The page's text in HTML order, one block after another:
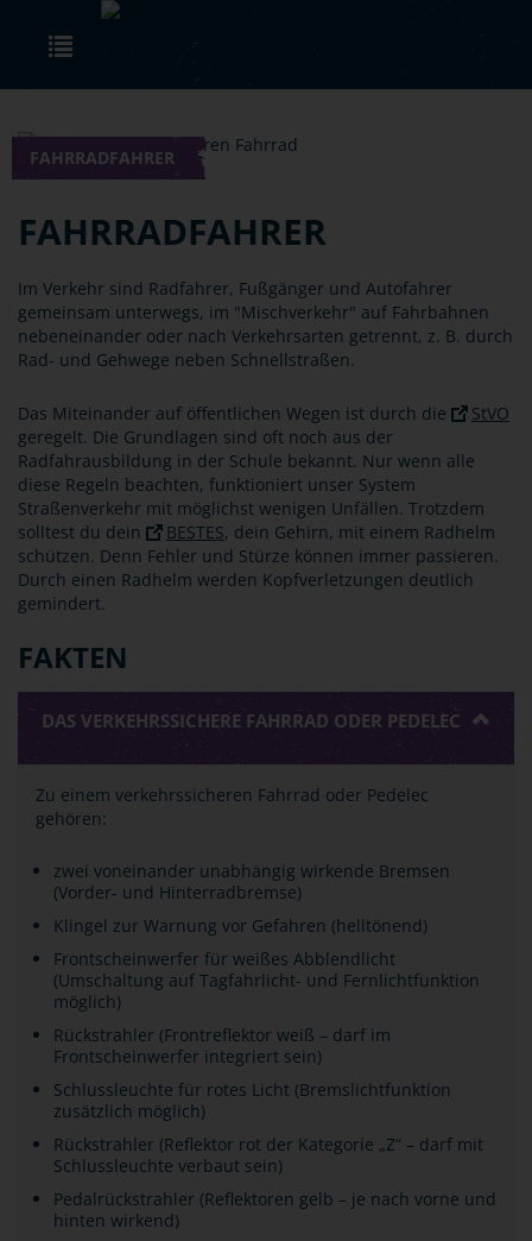
Skip to main content
FAHRRADFAHRER
FAHRRADFAHRER
Im Verkehr sind Radfahrer, Fußgänger und Autofahrer
gemeinsam unterwegs, im "Mischverkehr" auf Fahrbahnen
nebeneinander oder nach Verkehrsarten getrennt, z. B. durch
Rad- und Gehwege neben Schnellstraßen.
Das Miteinander auf öffentlichen Wegen ist durch die
StVO
geregelt. Die Grundlagen sind oft noch aus der
Radfahrausbildung in der Schule bekannt. Nur wenn alle
diese Regeln beachten, funktioniert unser System
Straßenverkehr mit möglichst wenigen Unfällen. Trotzdem
solltest du dein
BESTES, dein Gehirn, mit einem Radhelm
schützen. Denn Fehler und Stürze können immer passieren.
Durch einen Radhelm werden Kopfverletzungen deutlich
gemindert.
FAKTEN
DAS VERKEHRSSICHERE FAHRRAD ODER PEDELEC
Zu einem verkehrssicheren Fahrrad oder Pedelec
gehören:
zwei voneinander unabhängig wirkende Bremsen
(Vorder- und Hinterradbremse)
Klingel zur Warnung vor Gefahren (helltönend)
Frontscheinwerfer für weißes Abblendlicht
(Umschaltung auf Tagfahrlicht- und Fernlichtfunktion
möglich)
Rückstrahler (Frontreflektor weiß – darf im
Frontscheinwerfer integriert sein)
Schlussleuchte für rotes Licht (Bremslichtfunktion
zusätzlich möglich)
Rückstrahler (Reflektor rot der Kategorie „Z“ – darf mit
Schlussleuchte verbaut sein)
Pedalrückstrahler (Reflektoren gelb – je nach vorne und
hinten wirkend)